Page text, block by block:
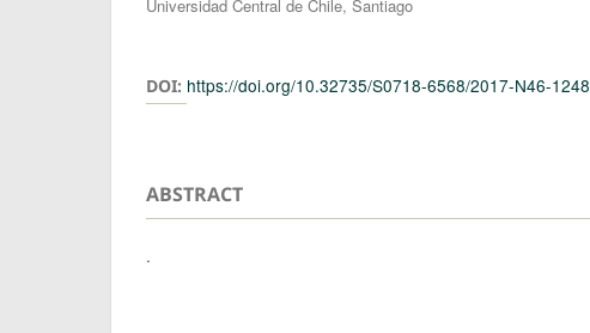
Authors
Universidad Central de Chile, Santiago
DOI: https://doi.org/10.32735/S0718-6568/2017-N46-1248
ABSTRACT
.